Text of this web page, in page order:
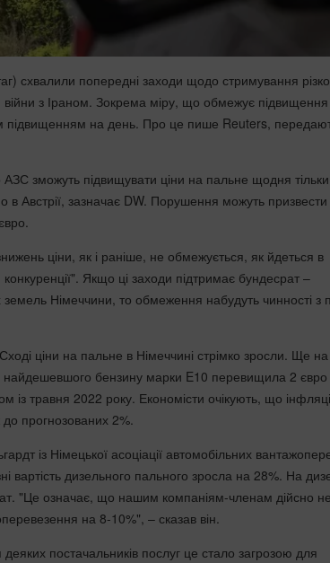
схвалили попередні заходи щодо стримування
війни з Іраном. Зокрема міру, що обмежує підвищення
підвищенням на день. Про це пише Reuters,
зможуть підвищувати ціни на пальне щодня тільки
в Австрії, зазначає DW. Порушення можуть
ціни, як і раніше, не обмежується, як йдеться в
Якщо ці заходи підтримає бундесрат –
Німеччини, то обмеження набудуть чинності з
ціни на пальне в Німеччині стрімко зросли. Ще
бензину марки E10 перевищила 2 євро
травня 2022 року. Економісти очікують, що
прогнозованих 2%.
із Німецької асоціації автомобільних
вартість дизельного пального зросла на 28%. На
"Це означає, що нашим компаніям-членам дійсно
на 8-10%", – сказав він.
постачальників послуг це стало загрозою для